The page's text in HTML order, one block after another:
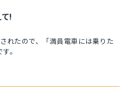
!
れたので、「満員電車には乗りた
。